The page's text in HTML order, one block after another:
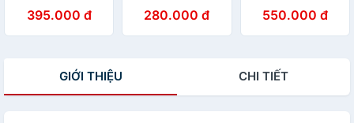
tùng tranh phòng
khách quà tặng
395.000 đ
Nghệ Thuật Đẹp
- Tranh Tráng
280.000 đ
sang trọng khổ
dọc kèm đinh
550.000 đ
GIỚI THIỆU CHI TIẾT